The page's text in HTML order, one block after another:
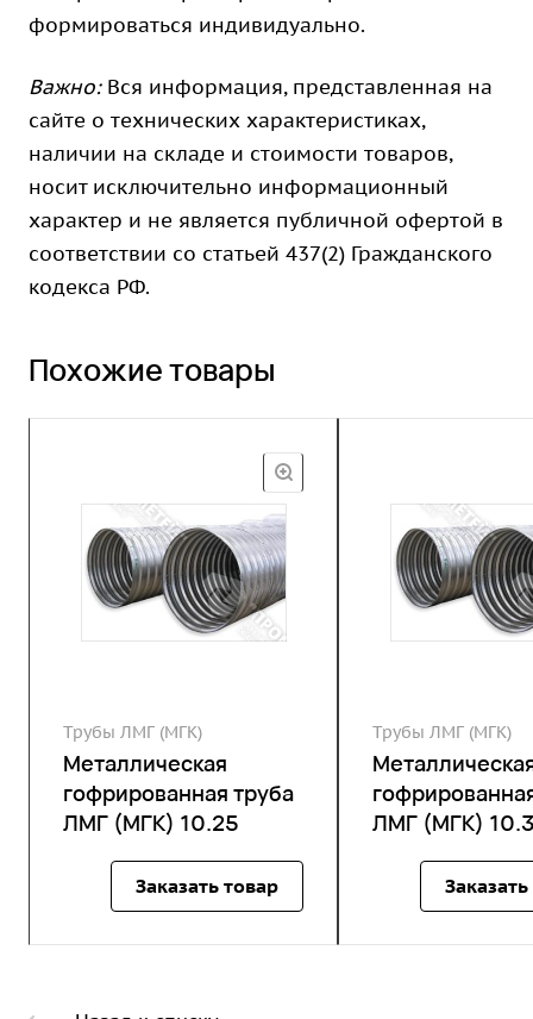
формироваться индивидуально.
Важно:Вся информация, представленная на
сайте о технических характеристиках,
наличии на складе и стоимости товаров,
носит исключительно информационный
характер и не является публичной офертой в
соответствии со статьей 437(2) Гражданского
кодекса РФ.
Похожие товары
Трубы ЛМГ (МГК)
Металлическая
гофрированная труба
ЛМГ (МГК) 10.25
Заказать товар
Трубы ЛМГ (МГК)
ЛМГ (МГК)